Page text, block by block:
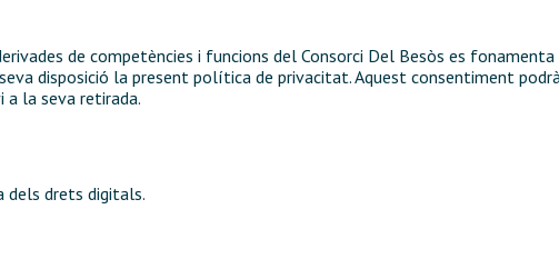
de competències i funcions del Consorci Del Besòs es
disposició la present política de privacitat. Aquest consentiment
la seva retirada.
dels drets digitals.